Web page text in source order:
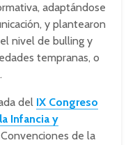
adaptándose
y plantearon
nivel de bulling y
tempranas, o
del IX Congreso
Infancia y
de la